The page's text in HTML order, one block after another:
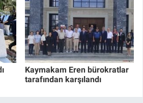
Kaymakam Eren bürokratlar
tarafından karşılandı